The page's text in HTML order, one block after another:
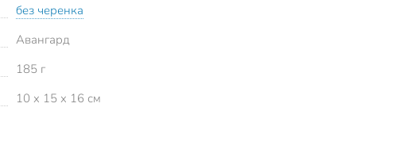
без черенка
Авангард
185 г
10 x 15 x 16 см